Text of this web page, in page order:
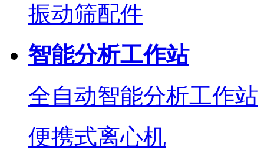
振动筛配件
智能分析工作站
全自动智能分析工作站
便携式离心机